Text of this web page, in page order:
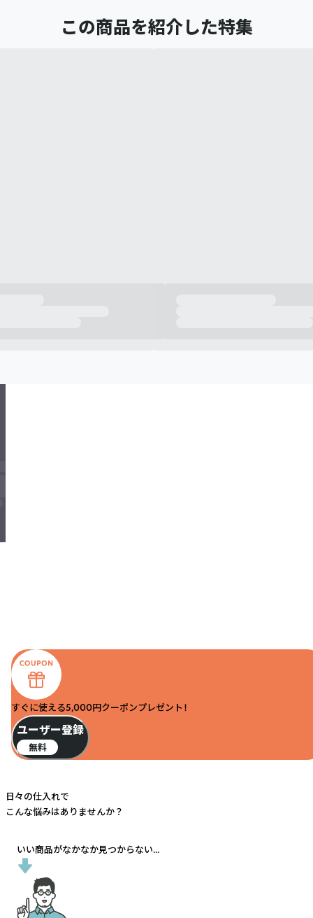
この商品を紹介した特集
すぐに使える5,000円クーポンプレゼント！
ユーザー登録
無料
日々の仕入れで
こんな悩みはありませんか？
いい商品がなかなか見つからない...